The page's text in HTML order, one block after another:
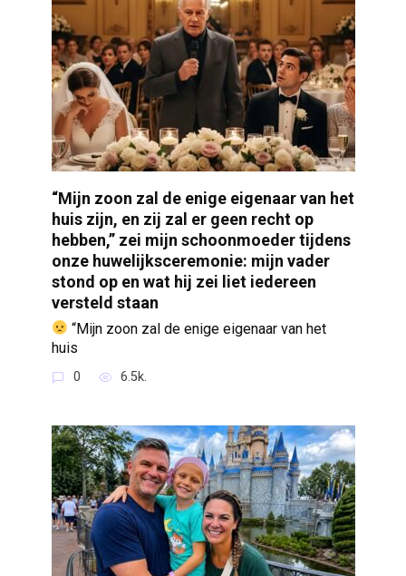
“Mijn zoon zal de enige eigenaar van het
huis zijn, en zij zal er geen recht op
hebben,” zei mijn schoonmoeder tijdens
onze huwelijksceremonie: mijn vader
stond op en wat hij zei liet iedereen
versteld staan
“Mijn zoon zal de enige eigenaar van het
huis
0 6.5k.